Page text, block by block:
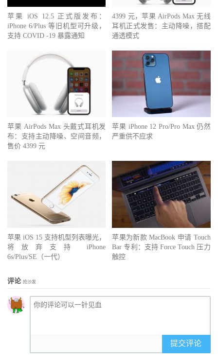
苹果 iOS 12.5 正式版发布：
iPhone 6/Plus 等旧机型可升级，
支持 COVID -19 暴露通知
4399 元，苹果 AirPods Max 无线
耳机正式发售：主动降噪，搭配
通透模式
苹果 AirPods Max 头戴式耳机发
布：支持主动降噪、空间音频，
售价 4399 元
苹果 iPhone 12 Pro/Pro Max 仍然
严重供不应求
苹果 iOS 15 支持机型列表曝光，
将放弃支持 iPhone
6s/Plus/SE（一代）
苹果为新款 MacBook 申请 Touch
Bar 专利：支持 Force Touch 压力
触控
评论 抢沙发
提交评论